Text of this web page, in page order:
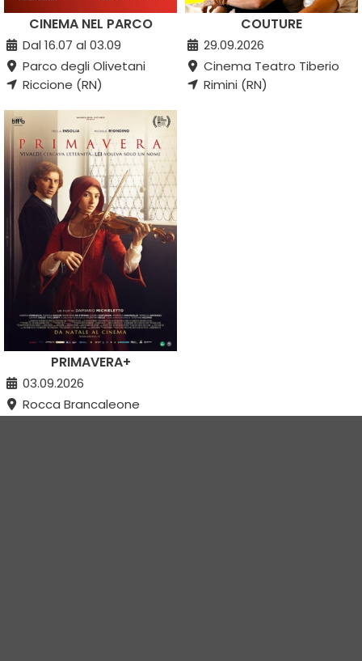
CINEMA NEL PARCO
Dal 16.07 al 03.09
Parco degli Olivetani
Riccione (RN)
COUTURE
29.09.2026
Cinema Teatro Tiberio
Rimini (RN)
PRIMAVERA+
03.09.2026
Rocca Brancaleone